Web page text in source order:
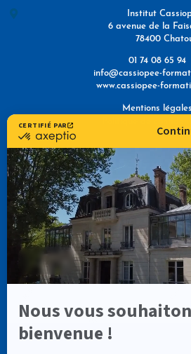
Institut
6 avenue de la
78400
01 74 08 65 94
info@cassiopee-
www.cassiopee-
Mentions légales
NOUS